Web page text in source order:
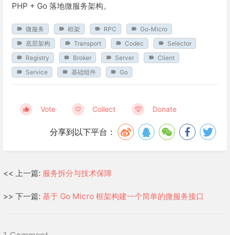
PHP + Go 落地微服务架构。
微服务 框架 RPC
Go-Micro
底层架构
Transport Codec
Selector
Registry
Broker Server
Client
Service
基础组件 Go
Vote Collect Donate
分享到以下平台：
<< 上一篇: 服务拆分与技术保障
>> 下一篇: 基于 Go Micro 框架构建一个简单的微服务接口